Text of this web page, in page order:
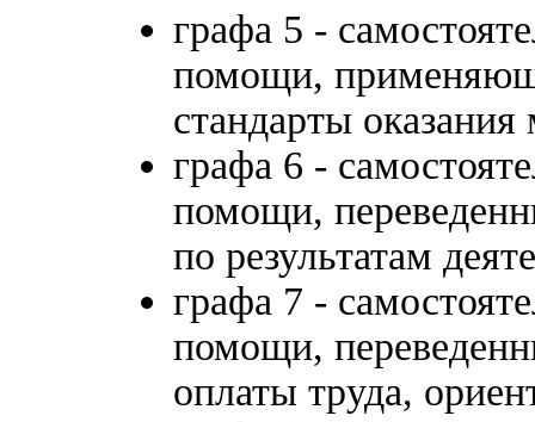
графа 5 -
помощи,
стандарты
графа 6 -
помощи,
по результатам
графа 7 -
помощи,
оплаты труда,